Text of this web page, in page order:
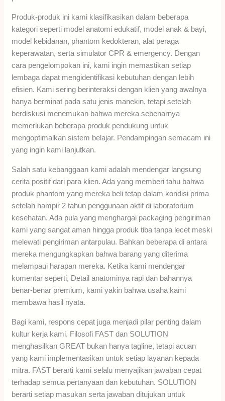
Produk-produk ini kami klasifikasikan dalam beberapa
kategori seperti model anatomi edukatif, model anak & bayi,
model kebidanan, phantom kedokteran, alat peraga
keperawatan, serta simulator CPR & emergency. Dengan
cara pengelompokan ini, kami ingin memastikan setiap
lembaga dapat mengidentifikasi kebutuhan dengan lebih
efisien. Kami sering berinteraksi dengan klien yang awalnya
hanya berminat pada satu jenis manekin, tetapi setelah
berdiskusi menemukan bahwa mereka sebenarnya
memerlukan beberapa produk pendukung untuk
mengoptimalkan sistem belajar. Pendampingan semacam ini
yang ingin kami lanjutkan.
Salah satu kebanggaan kami adalah mendengar langsung
cerita positif dari para klien. Ada yang memberi tahu bahwa
produk phantom yang mereka beli tetap dalam kondisi prima
setelah hampir 2 tahun penggunaan aktif di laboratorium
kesehatan. Ada pula yang menghargai packaging pengiriman
kami yang sangat aman hingga produk tiba tanpa lecet meski
melewati pengiriman antarpulau. Bahkan beberapa di antara
mereka mengungkapkan bahwa barang yang diterima
melampaui harapan mereka. Ketika kami mendengar
komentar seperti, Detail anatominya rapi dan bahannya
benar-benar premium, kami yakin bahwa usaha kami
membawa hasil nyata.
Bagi kami, respons cepat juga menjadi pilar penting dalam
kultur kerja kami. Filosofi FAST dan SOLUTION
menghasilkan GREAT bukan hanya tagline, tetapi acuan
yang kami implementasikan untuk setiap layanan kepada
mitra. FAST berarti kami selalu menyajikan jawaban cepat
terhadap semua pertanyaan dan kebutuhan. SOLUTION
berarti setiap masukan serta jawaban ditujukan untuk